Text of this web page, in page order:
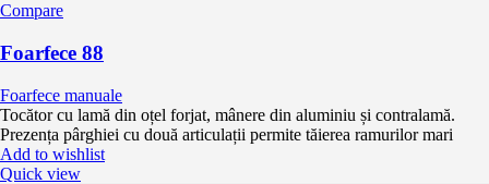
Compare
Foarfece 88
Foarfece manuale
Tocător cu lamă din oțel forjat, mânere din aluminiu și contralamă.
Prezența pârghiei cu două articulații permite tăierea ramurilor mari
Add to wishlist
Quick view